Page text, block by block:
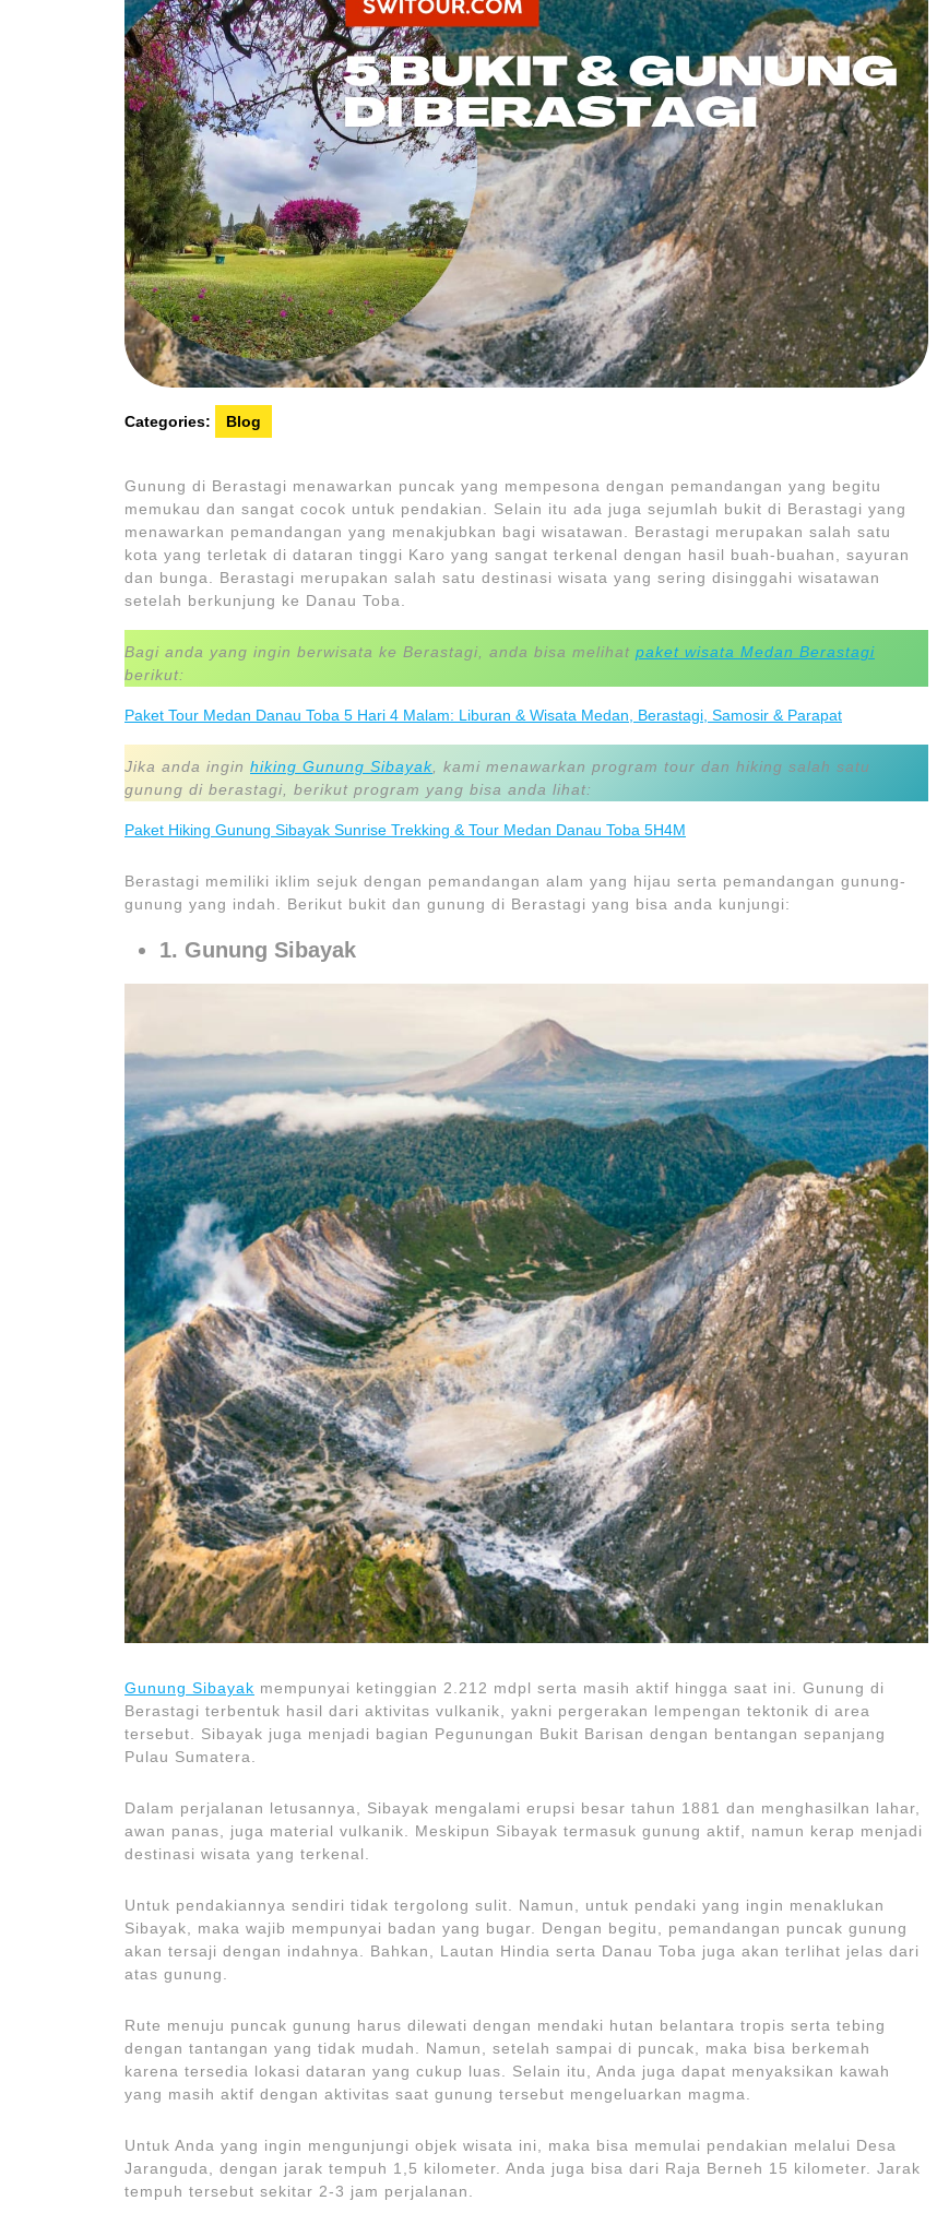
Categories: Blog
Gunung di Berastagi menawarkan puncak yang mempesona dengan pemandangan yang begitu
memukau dan sangat cocok untuk pendakian. Selain itu ada juga sejumlah bukit di Berastagi yang
menawarkan pemandangan yang menakjubkan bagi wisatawan. Berastagi merupakan salah satu
kota yang terletak di dataran tinggi Karo yang sangat terkenal dengan hasil buah-buahan, sayuran
dan bunga. Berastagi merupakan salah satu destinasi wisata yang sering disinggahi wisatawan
setelah berkunjung ke Danau Toba.
Bagi anda yang ingin berwisata ke Berastagi, anda bisa melihat paket wisata Medan Berastagi
berikut:
Paket Tour Medan Danau Toba 5 Hari 4 Malam: Liburan & Wisata Medan, Berastagi, Samosir & Parapat
Jika anda ingin hiking Gunung Sibayak , kami menawarkan program tour dan hiking salah satu
gunung di berastagi, berikut program yang bisa anda lihat:
Paket Hiking Gunung Sibayak Sunrise Trekking & Tour Medan Danau Toba 5H4M
Berastagi memiliki iklim sejuk dengan pemandangan alam yang hijau serta pemandangan gunung-
gunung yang indah. Berikut bukit dan gunung di Berastagi yang bisa anda kunjungi:
1. Gunung Sibayak
Gunung Sibayak mempunyai ketinggian 2.212 mdpl serta masih aktif hingga saat ini. Gunung di
Berastagi terbentuk hasil dari aktivitas vulkanik, yakni pergerakan lempengan tektonik di area
tersebut. Sibayak juga menjadi bagian Pegunungan Bukit Barisan dengan bentangan sepanjang
Pulau Sumatera.
Dalam perjalanan letusannya, Sibayak mengalami erupsi besar tahun 1881 dan menghasilkan lahar,
awan panas, juga material vulkanik. Meskipun Sibayak termasuk gunung aktif, namun kerap menjadi
destinasi wisata yang terkenal.
Untuk pendakiannya sendiri tidak tergolong sulit. Namun, untuk pendaki yang ingin menaklukan
Sibayak, maka wajib mempunyai badan yang bugar. Dengan begitu, pemandangan puncak gunung
akan tersaji dengan indahnya. Bahkan, Lautan Hindia serta Danau Toba juga akan terlihat jelas dari
atas gunung.
Rute menuju puncak gunung harus dilewati dengan mendaki hutan belantara tropis serta tebing
dengan tantangan yang tidak mudah. Namun, setelah sampai di puncak, maka bisa berkemah
karena tersedia lokasi dataran yang cukup luas. Selain itu, Anda juga dapat menyaksikan kawah
yang masih aktif dengan aktivitas saat gunung tersebut mengeluarkan magma.
Untuk Anda yang ingin mengunjungi objek wisata ini, maka bisa memulai pendakian melalui Desa
Jaranguda, dengan jarak tempuh 1,5 kilometer. Anda juga bisa dari Raja Berneh 15 kilometer. Jarak
tempuh tersebut sekitar 2-3 jam perjalanan.